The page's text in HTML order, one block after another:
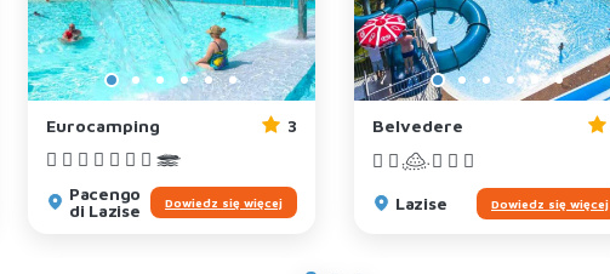
Eurocamping 3
Pacengo
di Lazise
Dowiedz się więcej
Belvedere
Lazise Dowiedz się więcej